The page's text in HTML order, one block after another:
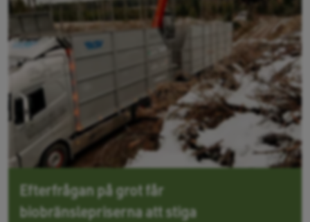
Efterfrågan på grot får
biobränslepriserna att stiga